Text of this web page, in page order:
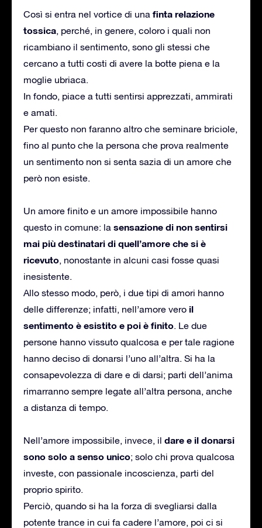
Così si entra nel vortice di una finta relazione
tossica, perché, in genere, coloro i quali non
ricambiano il sentimento, sono gli stessi che
cercano a tutti costi di avere la botte piena e la
moglie ubriaca.
In fondo, piace a tutti sentirsi apprezzati, ammirati
e amati.
Per questo non faranno altro che seminare briciole,
fino al punto che la persona che prova realmente
un sentimento non si senta sazia di un amore che
però non esiste.
Un amore finito e un amore impossibile hanno
questo in comune: la sensazione di non sentirsi
mai più destinatari di quell’amore che si è
ricevuto, nonostante in alcuni casi fosse quasi
inesistente.
Allo stesso modo, però, i due tipi di amori hanno
delle differenze; infatti, nell’amore vero il
sentimento è esistito e poi è finito. Le due
persone hanno vissuto qualcosa e per tale ragione
hanno deciso di donarsi l’uno all’altra. Si ha la
consapevolezza di dare e di darsi; parti dell’anima
rimarranno sempre legate all’altra persona, anche
a distanza di tempo.
Nell’amore impossibile, invece, il dare e il donarsi
sono solo a senso unico; solo chi prova qualcosa
investe, con passionale incoscienza, parti del
proprio spirito.
Perciò, quando si ha la forza di svegliarsi dalla
potente trance in cui fa cadere l’amore, poi ci si